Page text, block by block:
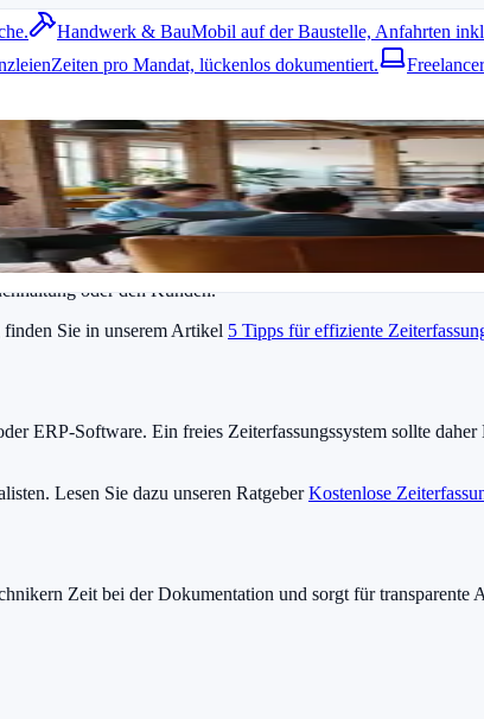
Handwerk & BauMobil auf der Baustelle, Anfahrten
Zeiten pro Mandat, lückenlos dokumentiert. Freelancer
sich Start und Ende eines Einsatzes direkt vor Ort
Ein Zeiterfassungssystem ermöglicht es, Zeiten
Arbeitszeiten.
wie Router-Installationen oder Wartungen.
oder den Kunden.
Sie in unserem Artikel 5 Tipps für effiziente
ERP-Software. Ein freies Zeiterfassungssystem sollte
Lesen Sie dazu unseren RatgeberKostenlose
Zeit bei der Dokumentation und sorgt für